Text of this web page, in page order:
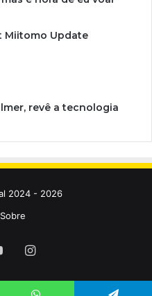
Miitomo Update
revê a tecnologia
2024 - 2026
Sobre
YouTubeInstagram